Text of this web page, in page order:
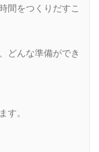
間をつくりだすこ
どんな準備ができ
す。